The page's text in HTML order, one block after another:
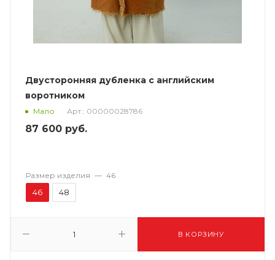
Двусторонняя дубленка с английским
воротником
Мало Арт.: 00000028786
87 600 руб.
В КОРЗИНУ
Размер изделия — 46
46 48